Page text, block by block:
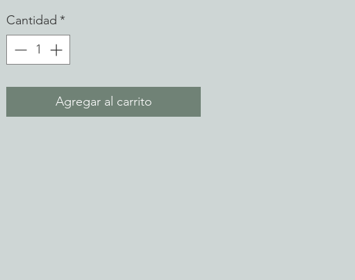
Cantidad *
Agregar al carrito